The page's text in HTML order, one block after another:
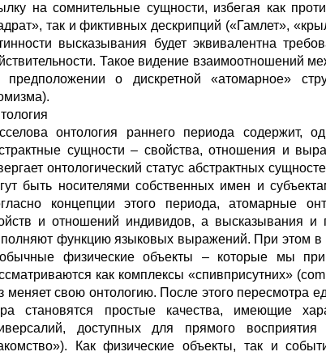
на сомнительные сущности, избегая как
так и фиктивных дескрипций («Гамлет»,
высказывания будет эквивалентна
Такое видение взаимоотношений
предположении о дискретной «атомарное»
онтология раннего периода содержит,
сущности – свойства, отношения и
онтологический статус абстрактных
быть носителями собственных имен и
концепции этого периода, атомарные
и отношений индивидов, а высказывания и
функцию языковых выражений. При этом в
физические объекты – которые мы
как комплексы «спивприсутних»
меняет свою онтологию. После этого пересмотра
становятся простые качества, имеющие
доступных для прямого восприятия
Как физические объекты, так и